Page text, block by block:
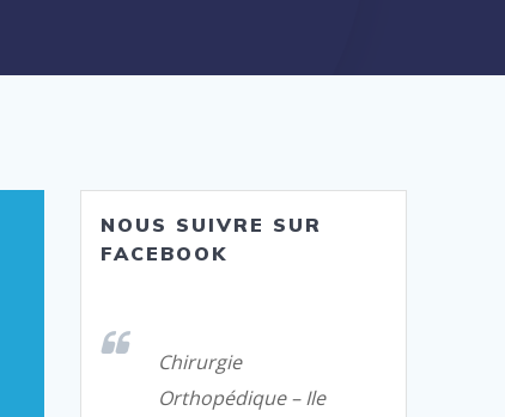
NOUS SUIVRE SUR
FACEBOOK
Chirurgie
Orthopédique – Ile